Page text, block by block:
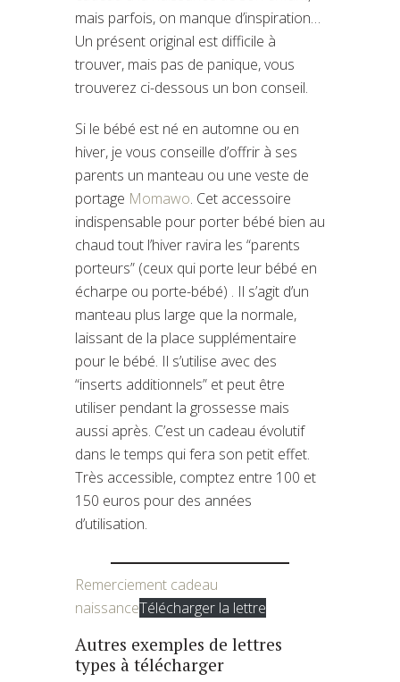
mais parfois, on manque d’inspiration…
Un présent original est difficile à
trouver, mais pas de panique, vous
trouverez ci-dessous un bon conseil.
Si le bébé est né en automne ou en
hiver, je vous conseille d’offrir à ses
parents un manteau ou une veste de
portage Momawo. Cet accessoire
indispensable pour porter bébé bien au
chaud tout l’hiver ravira les “parents
porteurs” (ceux qui porte leur bébé en
écharpe ou porte-bébé) . Il s’agit d’un
manteau plus large que la normale,
laissant de la place supplémentaire
pour le bébé. Il s’utilise avec des
“inserts additionnels” et peut être
utiliser pendant la grossesse mais
aussi après. C’est un cadeau évolutif
dans le temps qui fera son petit effet.
Très accessible, comptez entre 100 et
150 euros pour des années
d’utilisation.
Remerciement cadeau
naissanceTélécharger la lettre
Autres exemples de lettres
types à télécharger